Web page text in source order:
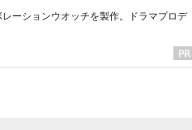
ーションウオッチを製作。ドラマプロデ